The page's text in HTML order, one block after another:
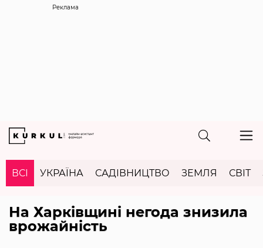
Реклама
ВСІ УКРАЇНА САДІВНИЦТВО ЗЕМЛЯ СВІТ
На Харківщині негода знизила
врожайність